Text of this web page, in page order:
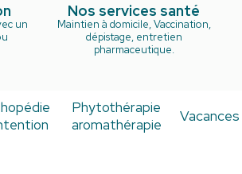
un
Nos services santé
Maintien à domicile, Vaccination,
dépistage, entretien
pharmaceutique.
Phytothérapie
aromathérapie
Vacances